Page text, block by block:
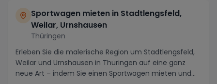
Sportwagen mieten in Stadtlengsfeld,
Weilar, Urnshausen
Thüringen
Erleben Sie die malerische Region um Stadtlengsfeld,
Weilar und Urnshausen in Thüringen auf eine ganz
neue Art – indem Sie einen Sportwagen mieten und...